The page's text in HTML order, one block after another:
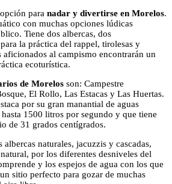
para nadar y divertirse en Morelos.
con muchas opciones lúdicas
Tiene dos albercas, dos
la práctica del rappel, tirolesas y
aficionados al campismo encontrarán un
ecoturística.
de Morelos son: Campestre
El Rollo, Las Estacas y Las Huertas.
por su gran manantial de aguas
1500 litros por segundo y que tiene
de 31 grados centígrados.
naturales, jacuzzis y cascadas,
por los diferentes desniveles del
y los espejos de agua con los que
sitio perfecto para gozar de muchas